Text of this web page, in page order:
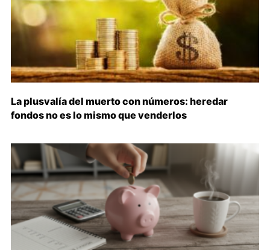
La plusvalía del muerto con números: heredar
fondos no es lo mismo que venderlos